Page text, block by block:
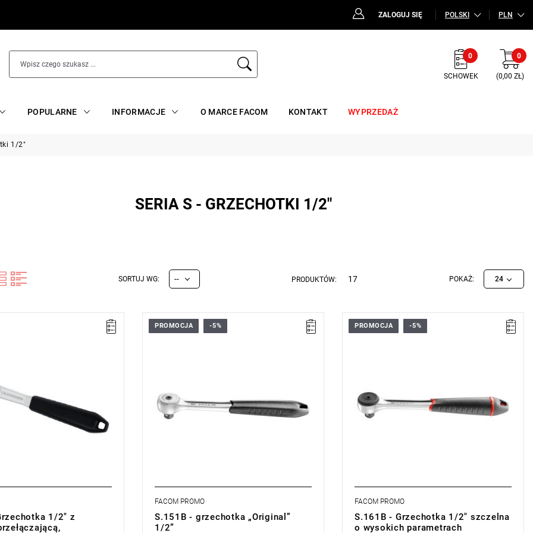
ZALOGUJ SIĘ POLSKI PLN
0
SCHOWEK
0
(0,00 ZŁ)
POPULARNE INFORMACJE O MARCE FACOM KONTAKT WYPRZEDAŻ
1/2"
SERIA S - GRZECHOTKI 1/2"
SORTUJ WG: -- PRODUKTÓW: 17 POKAŻ: 24
kg
na główce dźwignią
1/2" z
Mechanizm z 72 zębami i skokiem co 5°.
PROMOCJA -5%
FACOM PROMO
S.151B - grzechotka „Original”
1/2”
• Mechanizm z 72 zębami i skokiem co 5°.
PROMOCJA -5%
FACOM PROMO
S.161B - Grzechotka 1/2" szczelna
o wysokich parametrach